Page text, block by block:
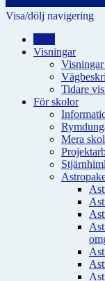
Visa/dölj navigering
Visningar
Tidare
För skolor
Mera